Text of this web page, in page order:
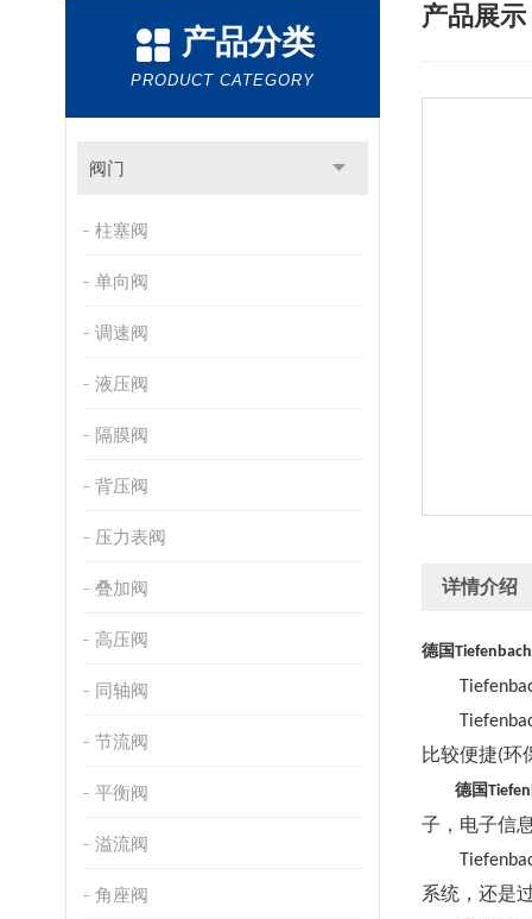
产品分类
PRODUCT CATEGORY
阀门
柱塞阀
单向阀
调速阀
液压阀
隔膜阀
背压阀
压力表阀
叠加阀
高压阀
同轴阀
节流阀
平衡阀
溢流阀
角座阀
产品展示
详情介绍
德国Tiefenbach
比较便捷(环
德国
子，电子信
系统，还是